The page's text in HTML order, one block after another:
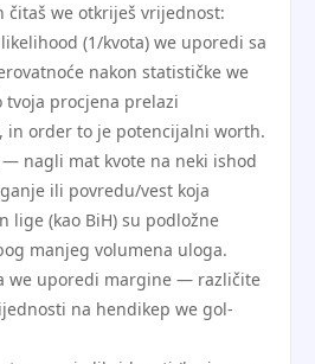
čitaš we otkriješ vrijednost:
(1/kvo­ta) we uporedi sa
nakon statističke we
tvoja procjena prelazi
in order to je potencijalni worth.
nagli mat kvote na neki ishod
ili povredu/vest koja
lige (kao BiH) su podložne
manjeg volumena uloga.
we uporedi margine — različite
na hendikep we gol-